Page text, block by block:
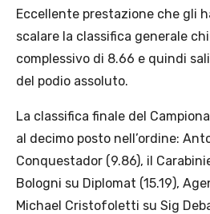
Eccellente prestazione che gli
scalare la classifica generale
complessivo di 8.66 e quindi
del podio assoluto.
La classifica finale del
al decimo posto nell’ordine:
Conquestador (9.86), il
Bologni su Diplomat (15.19),
Michael Cristofoletti su Sig